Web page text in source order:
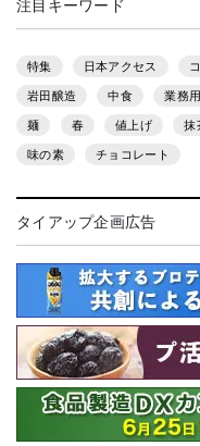
注目キーワード
特集 日本アクセス
岩田醸造 中食 業務用
麺 春 値上げ 抹
味の素 チョコレート
タイアップ企画広告